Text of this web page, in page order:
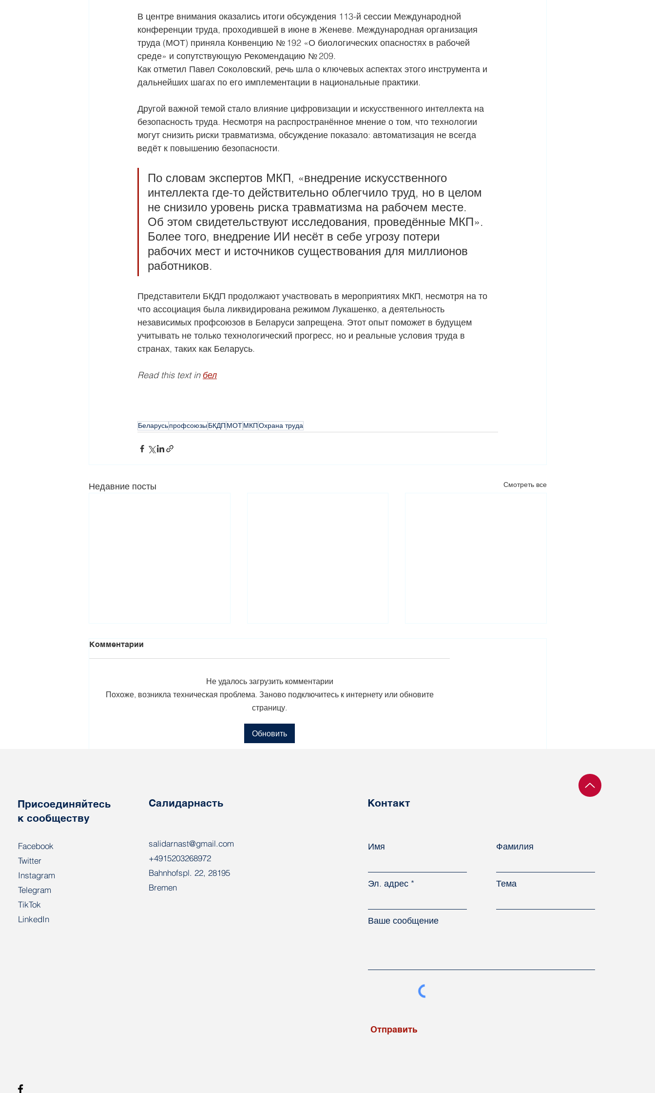
В центре внимания оказались итоги обсуждения 113-й сессии Международной
конференции труда, проходившей в июне в Женеве. Международная организация
труда (МОТ) приняла Конвенцию № 192 «О биологических опасностях в рабочей
среде» и сопутствующую Рекомендацию № 209.
Как отметил Павел Соколовский, речь шла о ключевых аспектах этого инструмента и
дальнейших шагах по его имплементации в национальные практики.
Другой важной темой стало влияние цифровизации и искусственного интеллекта на
безопасность труда. Несмотря на распространённое мнение о том, что технологии
могут снизить риски травматизма, обсуждение показало: автоматизация не всегда
ведёт к повышению безопасности.
По словам экспертов МКП, «внедрение искусственного
интеллекта где-то действительно облегчило труд, но в целом
не снизило уровень риска травматизма на рабочем месте.
Об этом свидетельствуют исследования, проведённые МКП».
Более того, внедрение ИИ несёт в себе угрозу потери
рабочих мест и источников существования для миллионов
работников.
Представители БКДП продолжают участвовать в мероприятиях МКП, несмотря на то
что ассоциация была ликвидирована режимом Лукашенко, а деятельность
независимых профсоюзов в Беларуси запрещена. Этот опыт поможет в будущем
учитывать не только технологический прогресс, но и реальные условия труда в
странах, таких как Беларусь.
Read this text in бел
БеларусьпрофсоюзыБКДП МОТМКПОхрана труда
Недавние посты Смотреть все
Беларусь Конвенцию о
биологических
Комментарии
Не удалось загрузить комментарии
Похоже, возникла техническая проблема. Заново подключитесь к интернету или обновите
страницу.
Обновить
Присоединяйтесь
к сообществу
Facebook
Twitter
Instagram
Telegram
TikTok
LinkedIn
Салидарнасть
salidarnast@gmail.com
+4915203268972
Bahnhofspl. 22, 28195
Bremen
Контакт
Имя
Эл. адрес
Фамилия
Тема
Ваше сообщение
Отправить